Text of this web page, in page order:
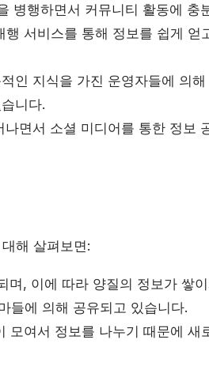
병행하면서 커뮤니티 활동에 충
서비스를 통해 정보를 쉽게 얻
인 지식을 가진 운영자들에 의
니다.
나면서 소셜 미디어를 통한 정보
해 살펴보면:
며, 이에 따라 양질의 정보가 쌓
들에 의해 공유되고 있습니다.
모여서 정보를 나누기 때문에 새